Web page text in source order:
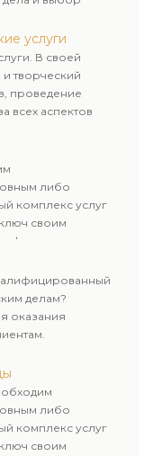
услуги
В своей
творческий
проведение
всех аспектов
его успешного
либо
комплекс услуг
своим
физических и
к каждому
делам?
оказания
и юридических
клиенту.
либо
комплекс услуг
своим